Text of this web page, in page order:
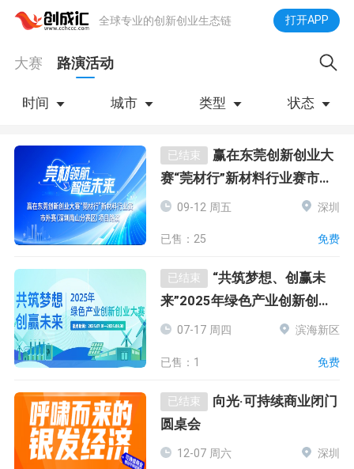
全球专业的创新创业生态链 打开APP
大赛 路演活动
时间 城市 类型 状态
下拉刷新
已结束
赢在东莞创新创业大
赛“莞材行”新材料行业赛市外
赛 （深圳南山分赛区）项目路
09-12 周五 深圳
已售：25 免费
已结束
“共筑梦想、创赢未
来”2025年绿色产业创新创业
大赛揭榜挂帅
07-17 周四 滨海新区
已售：1 免费
已结束
向光·可持续商业闭门
圆桌会
12-07 周六 深圳